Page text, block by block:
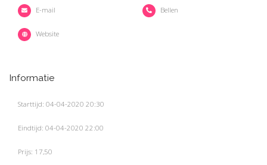
E-mail Bellen
Website
Informatie
Starttijd: 04-04-2020 20:30
Eindtijd: 04-04-2020 22:00
Prijs: 17,50